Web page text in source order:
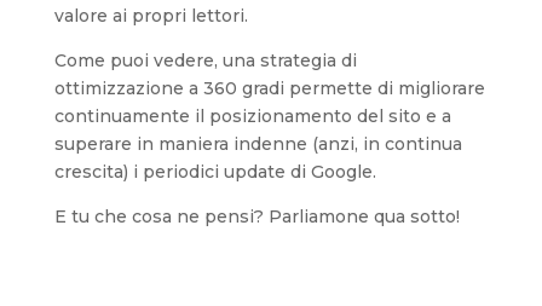
valore ai propri lettori.
Come puoi vedere, una strategia di
ottimizzazione a 360 gradi permette di migliorare
continuamente il posizionamento del sito e a
superare in maniera indenne (anzi, in continua
crescita) i periodici update di Google.
E tu che cosa ne pensi? Parliamone qua sotto!